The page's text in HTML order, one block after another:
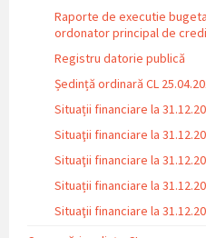
Raporte de executie
ordonator principal de
Registru datorie publică
Ședință ordinară CL
Situații financiare la
Situaţii financiare la
Situaţii financiare la
Situații financiare la
Situaţii financiare la